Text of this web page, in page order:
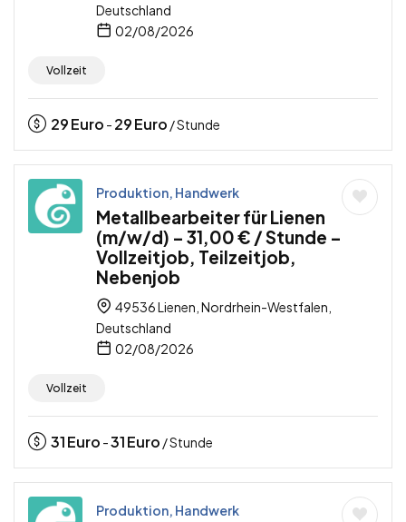
Deutschland
02/08/2026
Vollzeit
29Euro - 29Euro / Stunde
Produktion, Handwerk
Metallbearbeiter für Lienen
(m/w/d) – 31,00 € / Stunde –
Vollzeitjob, Teilzeitjob,
Nebenjob
49536 Lienen, Nordrhein-Westfalen,
Deutschland
02/08/2026
Vollzeit
31Euro -31Euro / Stunde
Produktion, Handwerk